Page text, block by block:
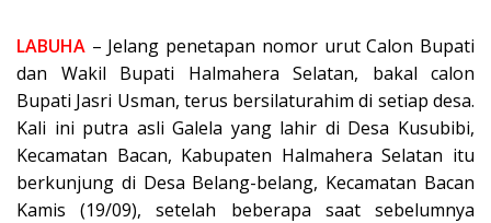
LABUHA – Jelang penetapan nomor urut Calon Bupati
dan Wakil Bupati Halmahera Selatan, bakal calon
Bupati Jasri Usman, terus bersilaturahim di setiap desa.
Kali ini putra asli Galela yang lahir di Desa Kusubibi,
Kecamatan Bacan, Kabupaten Halmahera Selatan itu
berkunjung di Desa Belang-belang, Kecamatan Bacan
Kamis (19/09), setelah beberapa saat sebelumnya